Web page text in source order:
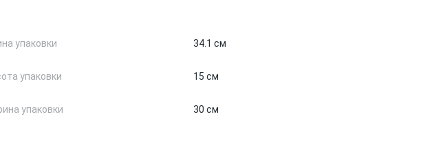
упаковки 34.1 см
упаковки 15 см
упаковки 30 см